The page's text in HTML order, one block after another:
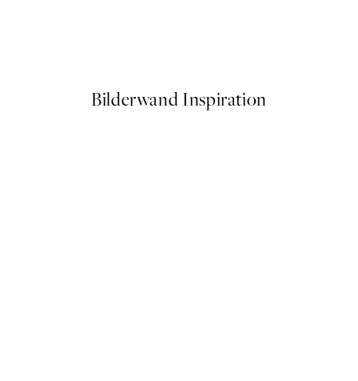
Bilderwand Inspiration